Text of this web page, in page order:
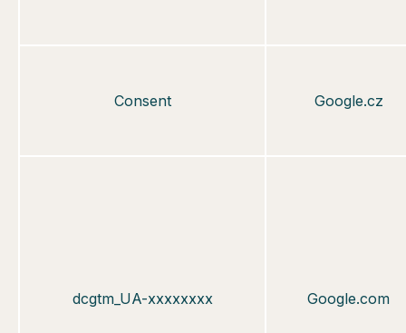
Consent Google.cz
dcgtm_UA-xxxxxxxx Google.com